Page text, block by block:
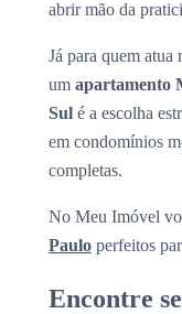
abrir mão da
Já para quem atua
um apartamento
Sul é a escolha
em condomínios
completas.
No Meu Imóvel
Paulo perfeitos
Encontre